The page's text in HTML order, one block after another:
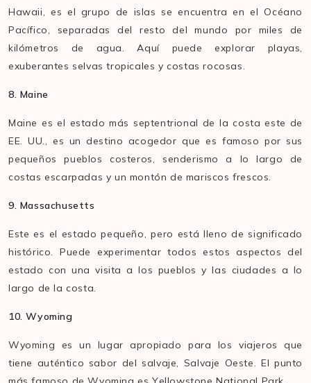
Hawaii, es el grupo de islas se encuentra en el Océano
Pacífico, separadas del resto del mundo por miles de
kilómetros de agua. Aquí puede explorar playas,
exuberantes selvas tropicales y costas rocosas.
8. Maine
Maine es el estado más septentrional de la costa este de
EE. UU., es un destino acogedor que es famoso por sus
pequeños pueblos costeros, senderismo a lo largo de
costas escarpadas y un montón de mariscos frescos.
9. Massachusetts
Este es el estado pequeño, pero está lleno de significado
histórico. Puede experimentar todos estos aspectos del
estado con una visita a los pueblos y las ciudades a lo
largo de la costa.
10. Wyoming
Wyoming es un lugar apropiado para los viajeros que
tiene auténtico sabor del salvaje, Salvaje Oeste. El punto